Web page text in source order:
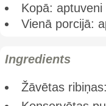
Kopā: aptuveni
Vienā porcijā:
Ingredients
Žāvētas